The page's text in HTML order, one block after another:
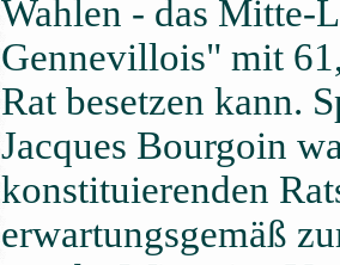
Wahlen - das Mitte-
Gennevillois" mit
Rat besetzen kann.
Jacques Bourgoin
konstituierenden
erwartungsgemäß